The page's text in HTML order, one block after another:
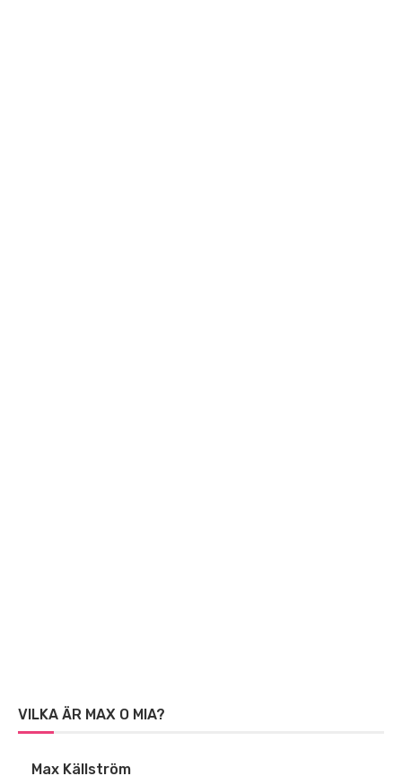
VILKA ÄR MAX O MIA?
Max Källström